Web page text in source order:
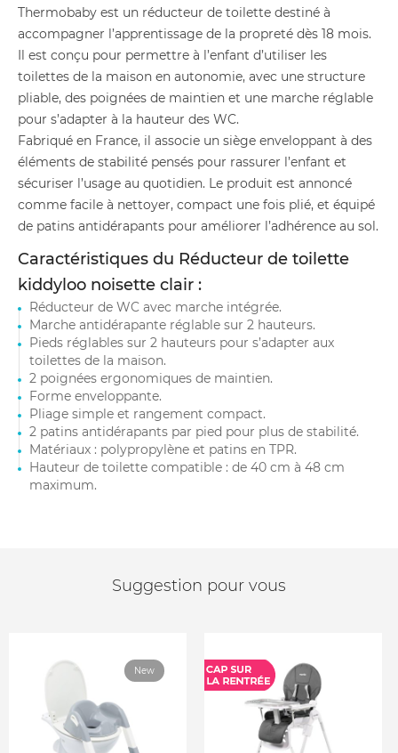
Thermobaby est un réducteur de toilette destiné à
accompagner l’apprentissage de la propreté dès 18 mois.
Il est conçu pour permettre à l’enfant d’utiliser les
toilettes de la maison en autonomie, avec une structure
pliable, des poignées de maintien et une marche réglable
pour s’adapter à la hauteur des WC.
Fabriqué en France, il associe un siège enveloppant à des
éléments de stabilité pensés pour rassurer l’enfant et
sécuriser l’usage au quotidien. Le produit est annoncé
comme facile à nettoyer, compact une fois plié, et équipé
de patins antidérapants pour améliorer l’adhérence au sol.
Caractéristiques du Réducteur de toilette
kiddyloo noisette clair :
Réducteur de WC avec marche intégrée.
Marche antidérapante réglable sur 2 hauteurs.
Pieds réglables sur 2 hauteurs pour s’adapter aux
toilettes de la maison.
2 poignées ergonomiques de maintien.
Forme enveloppante.
Pliage simple et rangement compact.
2 patins antidérapants par pied pour plus de stabilité.
Matériaux : polypropylène et patins en TPR.
Hauteur de toilette compatible : de 40 cm à 48 cm
maximum.
Suggestion pour vous
New